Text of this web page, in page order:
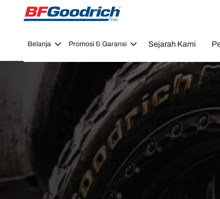
Go to page content Go to page navigation
Belanja Promosi & Garansi Sejarah Kami